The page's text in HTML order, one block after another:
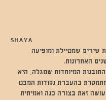
SHAYA
שירים שמטיילת ומופיעה
האחרונות.
המיוחדות שמגלה, היא
בהעברת נקודות המבט
זאת בצורה כנה ואמיתית